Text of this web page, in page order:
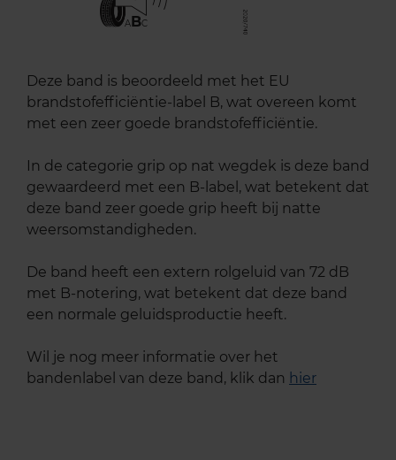
ABC
Deze band is beoordeeld met het EU
brandstofefficiëntie-label B, wat overeen komt
met een zeer goede brandstofefficiëntie.
In de categorie grip op nat wegdek is deze band
gewaardeerd met een B-label, wat betekent dat
deze band zeer goede grip heeft bij natte
weersomstandigheden.
De band heeft een extern rolgeluid van 72 dB
met B-notering, wat betekent dat deze band
een normale geluidsproductie heeft.
Wil je nog meer informatie over het
bandenlabel van deze band, klik dan hier